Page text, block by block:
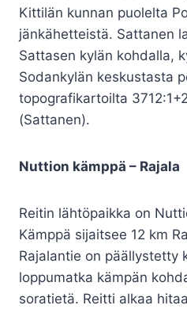
Kittilän kunnan puolelta
jänkähetteistä. Sattanen
Sattasen kylän kohdalla,
Sodankylän keskustasta
topografikartoilta
(Sattanen).
Nuttion kämppä – Rajala
Reitin lähtöpaikka on
Kämppä sijaitsee 12 km
Rajalantie on päällystetty
loppumatka kämpän
soratietä. Reitti alkaa